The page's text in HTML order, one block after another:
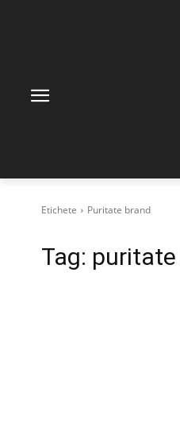
Etichete Puritate brand
Tag: puritate